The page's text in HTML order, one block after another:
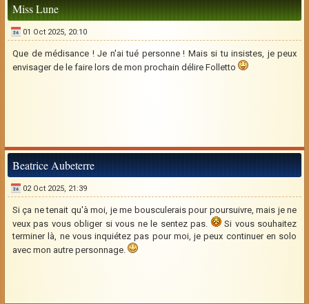
Miss Lune
01 Oct 2025, 20:10
Que de médisance ! Je n'ai tué personne ! Mais si tu insistes, je peux
envisager de le faire lors de mon prochain délire Folletto
Beatrice Aubeterre
02 Oct 2025, 21:39
Si ça ne tenait qu'à moi, je me bousculerais pour poursuivre, mais je ne
veux pas vous obliger si vous ne le sentez pas.
Si vous souhaitez
terminer là, ne vous inquiétez pas pour moi, je peux continuer en solo
avec mon autre personnage.